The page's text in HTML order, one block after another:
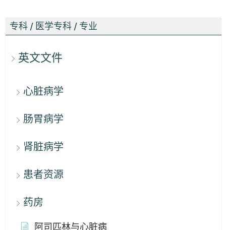
专科 / 医学专科 / 专业
英文文件
心脏病学
肠胃病学
肾脏病学
患者资源
药房
阿司匹林与心脏病